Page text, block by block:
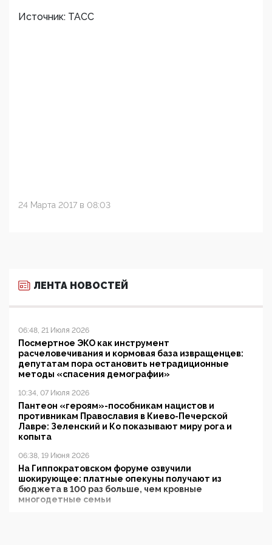
Источник: ТАСС
24 Марта 2017 в 08:03
ЛЕНТА НОВОСТЕЙ
06:48, 21 Июля 2026
Посмертное ЭКО как инструмент
расчеловечивания и кормовая база извращенцев:
депутатам пора остановить нетрадиционные
методы «спасения демографии»
10:34, 07 Июля 2026
Пантеон «героям»-пособникам нацистов и
противникам Православия в Киево-Печерской
Лавре: Зеленский и Ко показывают миру рога и
копыта
06:38, 19 Июня 2026
На Гиппократовском форуме озвучили
шокирующее: платные опекуны получают из
бюджета в 100 раз больше, чем кровные
многодетные семьи